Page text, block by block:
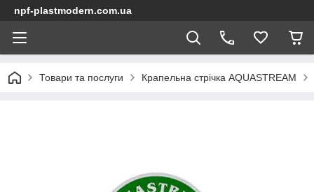
npf-plastmodern.com.ua
Товари та послуги Крапельна стрічка AQUASTREAM